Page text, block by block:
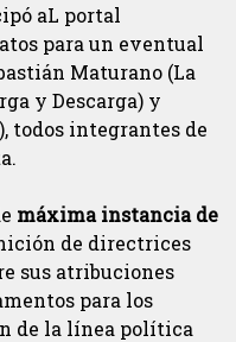
aL portal
para un eventual
Maturano (La
y Descarga) y
todos integrantes de
máxima instancia de
de directrices
sus atribuciones
para los
de la línea política